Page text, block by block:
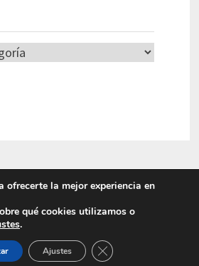
Innovación en Tecnologías de la
WordPress Bam.
ofrecerte la mejor experiencia en
qué cookies utilizamos o
.
Ajustes CERRAR EL